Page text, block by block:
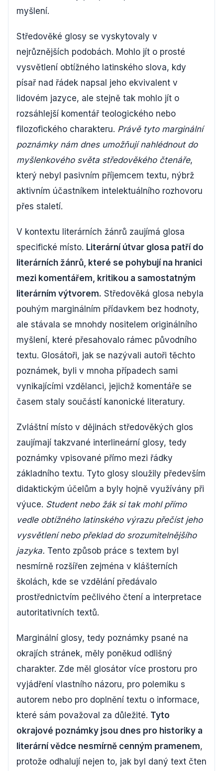
myšlení.
Středověké glosy se vyskytovaly v
nejrůznějších podobách. Mohlo jít o prosté
vysvětlení obtížného latinského slova, kdy
písař nad řádek napsal jeho ekvivalent v
lidovém jazyce, ale stejně tak mohlo jít o
rozsáhlejší komentář teologického nebo
filozofického charakteru. Právě tyto marginální
poznámky nám dnes umožňují nahlédnout do
myšlenkového světa středověkého čtenáře,
který nebyl pasivním příjemcem textu, nýbrž
aktivním účastníkem intelektuálního rozhovoru
přes staletí.
V kontextu literárních žánrů zaujímá glosa
specifické místo. Literární útvar glosa patří do
literárních žánrů, které se pohybují na hranici
mezi komentářem, kritikou a samostatným
literárním výtvorem. Středověká glosa nebyla
pouhým marginálním přídavkem bez hodnoty,
ale stávala se mnohdy nositelem originálního
myšlení, které přesahovalo rámec původního
textu. Glosátoři, jak se nazývali autoři těchto
poznámek, byli v mnoha případech sami
vynikajícími vzdělanci, jejichž komentáře se
časem staly součástí kanonické literatury.
Zvláštní místo v dějinách středověkých glos
zaujímají takzvané interlineární glosy, tedy
poznámky vpisované přímo mezi řádky
základního textu. Tyto glosy sloužily především
didaktickým účelům a byly hojně využívány při
výuce. Student nebo žák si tak mohl přímo
vedle obtížného latinského výrazu přečíst jeho
vysvětlení nebo překlad do srozumitelnějšího
jazyka. Tento způsob práce s textem byl
nesmírně rozšířen zejména v klášterních
školách, kde se vzdělání předávalo
prostřednictvím pečlivého čtení a interpretace
autoritativních textů.
Marginální glosy, tedy poznámky psané na
okrajích stránek, měly poněkud odlišný
charakter. Zde měl glosátor více prostoru pro
vyjádření vlastního názoru, pro polemiku s
autorem nebo pro doplnění textu o informace,
které sám považoval za důležité. Tyto
okrajové poznámky jsou dnes pro historiky a
literární vědce nesmírně cenným pramenem,
protože odhalují nejen to, jak byl daný text čten